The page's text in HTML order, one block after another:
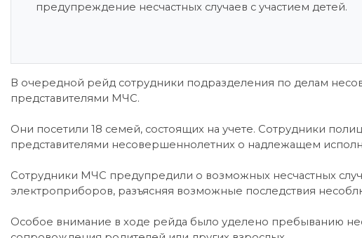
предупреждение несчастных случаев с участием детей.
В очередной рейд сотрудники подразделения по делам
представителями МЧС.
Они посетили 18 семей, состоящих на учете. Сотрудники
представителями несовершеннолетних о надлежащем
Сотрудники МЧС предупредили о возможных несчастных
электроприборов, разъясняя возможные последствия
Особое внимание в ходе рейда было уделено пребыванию